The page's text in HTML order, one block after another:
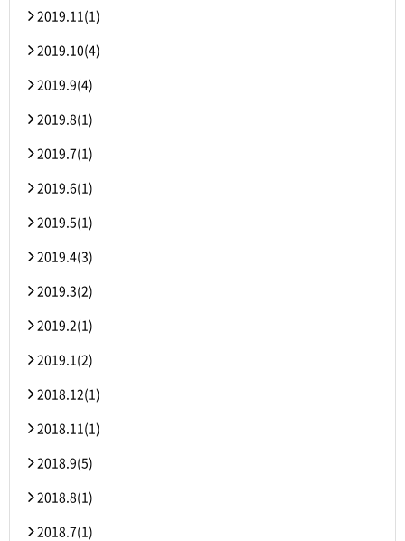
2019.11(1)
2019.10(4)
2019.9(4)
2019.8(1)
2019.7(1)
2019.6(1)
2019.5(1)
2019.4(3)
2019.3(2)
2019.2(1)
2019.1(2)
2018.12(1)
2018.11(1)
2018.9(5)
2018.8(1)
2018.7(1)